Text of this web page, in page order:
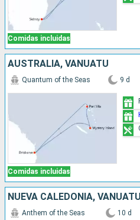
Comidas incluidas
AUSTRALIA, VANUATU
Comidas incluidas
Quantum of the Seas 9 d
Anthem of the Seas 10 d